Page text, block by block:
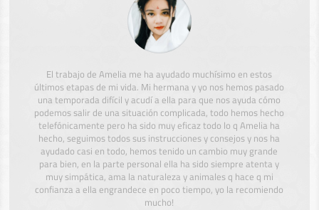
El trabajo de Amelia me ha ayudado muchísimo en estos
últimos etapas de mi vida. Mi hermana y yo nos hemos pasado
una temporada difícil y acudí a ella para que nos ayuda cómo
podemos salir de una situación complicada, todo hemos hecho
telefónicamente pero ha sido muy eficaz todo lo q Amelia ha
hecho, seguimos todos sus instrucciones y consejos y nos ha
ayudado casi en todo, hemos tenido un cambio muy grande
para bien, en la parte personal ella ha sido siempre atenta y
muy simpática, ama la naturaleza y animales q hace q mi
confianza a ella engrandece en poco tiempo, yo la recomiendo
mucho!